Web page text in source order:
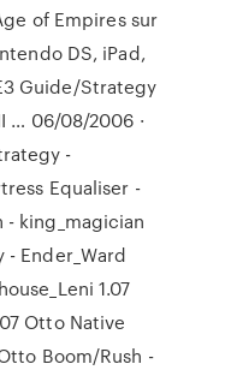
of Empires sur
DS, iPad,
Guide/Strategy
… 06/08/2006 ·
-
Equaliser -
king_magician
Ender_Ward
1.07
Otto Native
Boom/Rush -